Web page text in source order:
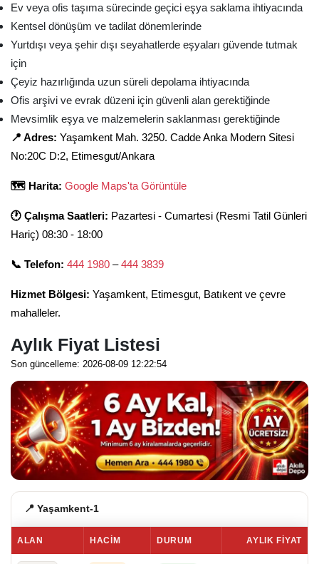
Ev veya ofis taşıma sürecinde geçici eşya saklama ihtiyacında
Kentsel dönüşüm ve tadilat dönemlerinde
Yurtdışı veya şehir dışı seyahatlerde eşyaları güvende tutmak
için
Çeyiz hazırlığında uzun süreli depolama ihtiyacında
Ofis arşivi ve evrak düzeni için güvenli alan gerektiğinde
Mevsimlik eşya ve malzemelerin saklanması gerektiğinde
📍 Adres: Yaşamkent Mah. 3250. Cadde Anka Modern Sitesi
No:20C D:2, Etimesgut/Ankara
🗺️ Harita: Google Maps'ta Görüntüle
🕐 Çalışma Saatleri: Pazartesi - Cumartesi (Resmi Tatil Günleri
Hariç) 08:30 - 18:00
📞 Telefon: 444 1980 –444 3839
Hizmet Bölgesi: Yaşamkent, Etimesgut, Batıkent ve çevre
mahalleler.
Aylık Fiyat Listesi
Son güncelleme: 2026-08-09 12:22:54
📍 Yaşamkent-1
ALAN HACIM DURUM AYLIK FIYAT